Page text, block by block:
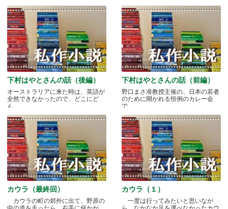
下村はやとさんの話（後編）
オーストラリアに来た時は、英語が
全然できなかったので、どこにど
ん.....
下村はやとさんの話（前編）
野口まさ准教授主催の、日本の若者
のために開かれる恒例のカレー会
で.....
カウラ（最終回）
カウラの町の郊外に出て、野原の
カウラ（１）
一度は行ってみたいと思いなが